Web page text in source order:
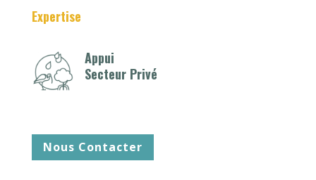
Expertise
Appui
Secteur Privé
Nous Contacter